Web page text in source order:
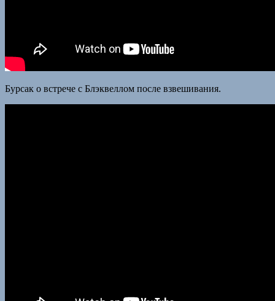
Бурсак о встрече с Блэквеллом после взвешивания.